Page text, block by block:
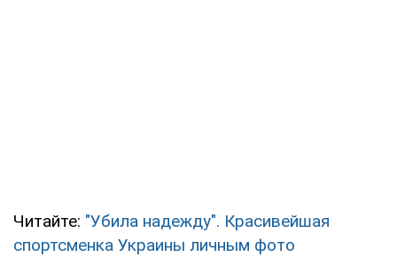
Читайте: "Убила надежду". Красивейшая
спортсменка Украины личным фото